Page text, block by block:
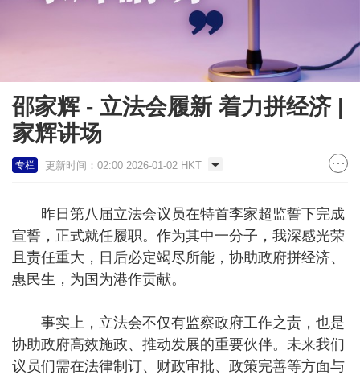
邵家辉 - 立法会履新 着力拼经济 |
家辉讲场
专栏 更新时间：02:00 2026-01-02 HKT
昨日第八届立法会议员在特首李家超监誓下完成
宣誓，正式就任履职。作为其中一分子，我深感光荣
且责任重大，日后必定竭尽所能，协助政府拼经济、
惠民生，为国为港作贡献。
事实上，立法会不仅有监察政府工作之责，也是
协助政府高效施政、推动发展的重要伙伴。未来我们
议员们需在法律制订、财政审批、政策完善等方面与